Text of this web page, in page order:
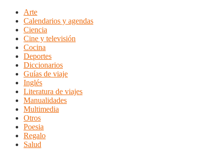
Arte
Calendarios y agendas
Ciencia
Cine y televisión
Cocina
Deportes
Diccionarios
Guías de viaje
Inglés
Literatura de viajes
Manualidades
Multimedia
Otros
Poesia
Regalo
Salud